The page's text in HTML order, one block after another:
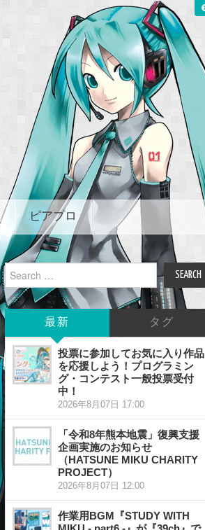
ピアプロ
Search
for:
最新 タグ
投票に参加してお気に入り作品
を応援しよう！プログラミン
グ・コンテスト一般投票受付
中！
2026年8月07日 17:00
「令和8年熊本地震」復興支援
企画実施のお知らせ
（HATSUNE MIKU CHARITY
PROJECT）
2026年8月07日 12:00
作業用BGM『STUDY WITH